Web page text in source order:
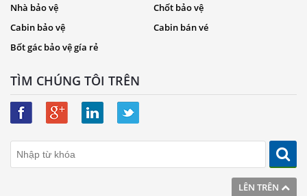
LÊN TRÊN
Nhà bảo vệ
Chốt bảo vệ
Cabin bảo vệ
Cabin bán vé
Bốt gác bảo vệ gía rẻ
TÌM CHÚNG TÔI TRÊN